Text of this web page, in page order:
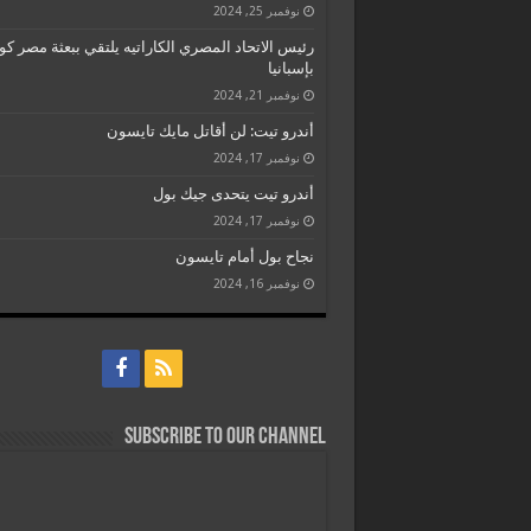
نوفمبر 25, 2024
رئيس الاتحاد المصري الكاراتيه يلتقي ببعثة مصر
بإسبانيا
نوفمبر 21, 2024
أندرو تيت: لن أقاتل مايك تايسون
نوفمبر 17, 2024
أندرو تيت يتحدى جيك بول
نوفمبر 17, 2024
نجاح بول أمام تايسون
نوفمبر 16, 2024
Subscribe to our Channel